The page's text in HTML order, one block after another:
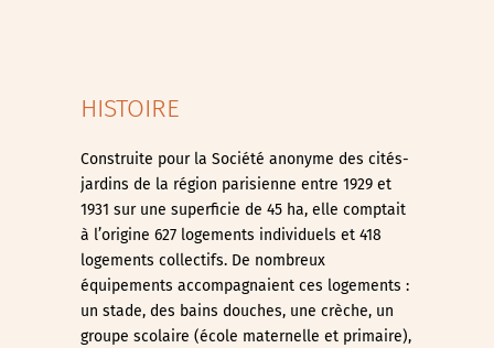
HISTOIRE
Construite pour la Société anonyme des cités-
jardins de la région parisienne entre 1929 et
1931 sur une superficie de 45 ha, elle comptait
à l’origine 627 logements individuels et 418
logements collectifs. De nombreux
équipements accompagnaient ces logements :
un stade, des bains douches, une crèche, un
groupe scolaire (école maternelle et primaire),